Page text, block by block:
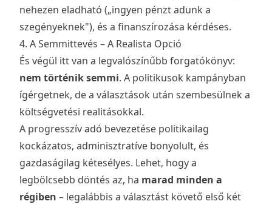
nehezen eladható („ingyen pénzt adunk a
szegényeknek"), és a finanszírozása kérdéses.
4. A Semmittevés – A Realista Opció
És végül itt van a legvalószínűbb forgatókönyv:
nem történik semmi. A politikusok kampányban
ígérgetnek, de a választások után szembesülnek a
költségvetési realitásokkal.
A progresszív adó bevezetése politikailag
kockázatos, adminisztratíve bonyolult, és
gazdaságilag kétesélyes. Lehet, hogy a
legbölcsebb döntés az, ha marad minden a
régiben – legalábbis a választást követő első két